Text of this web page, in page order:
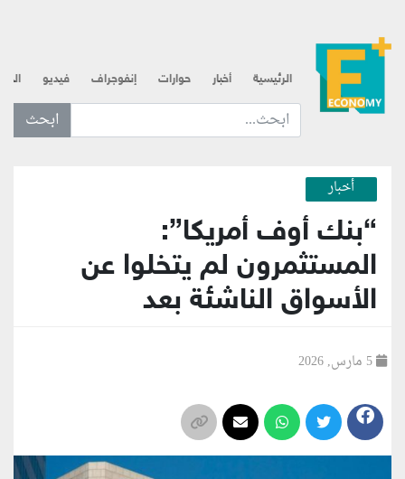
الرئيسية أخبار حوارات إنفوجراف فيديو
ابحث عن... :
أخبار
“بنك أوف أمريكا”:
المستثمرون لم يتخلوا عن
الأسواق الناشئة بعد